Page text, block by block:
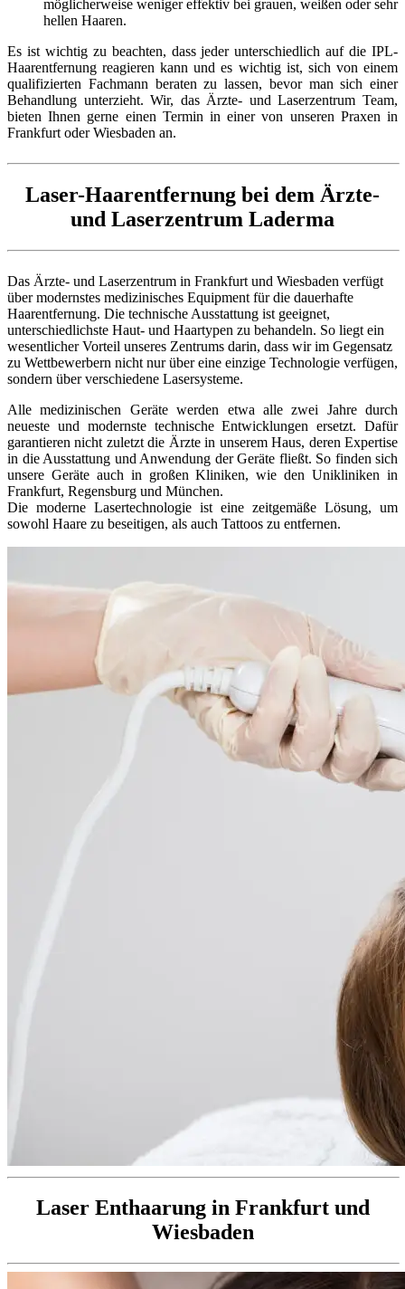
möglicherweise weniger effektiv bei grauen, weißen oder sehr
hellen Haaren.
Es ist wichtig zu beachten, dass jeder unterschiedlich auf die IPL-
Haarentfernung reagieren kann und es wichtig ist, sich von einem
qualifizierten Fachmann beraten zu lassen, bevor man sich einer
Behandlung unterzieht. Wir, das Ärzte- und Laserzentrum Team,
bieten Ihnen gerne einen Termin in einer von unseren Praxen in
Frankfurt oder Wiesbaden an.
Laser-Haarentfernung bei dem Ärzte-
und Laserzentrum Laderma
Das Ärzte- und Laserzentrum in Frankfurt und Wiesbaden verfügt
über modernstes medizinisches Equipment für die dauerhafte
Haarentfernung. Die technische Ausstattung ist geeignet,
unterschiedlichste Haut- und Haartypen zu behandeln. So liegt ein
wesentlicher Vorteil unseres Zentrums darin, dass wir im Gegensatz
zu Wettbewerbern nicht nur über eine einzige Technologie verfügen,
sondern über verschiedene Lasersysteme.
Alle medizinischen Geräte werden etwa alle zwei Jahre durch
neueste und modernste technische Entwicklungen ersetzt. Dafür
garantieren nicht zuletzt die Ärzte in unserem Haus, deren Expertise
in die Ausstattung und Anwendung der Geräte fließt. So finden sich
unsere Geräte auch in großen Kliniken, wie den Unikliniken in
Frankfurt, Regensburg und München.
Die moderne Lasertechnologie ist eine zeitgemäße Lösung, um
sowohl Haare zu beseitigen, als auch Tattoos zu entfernen.
Laser Enthaarung in Frankfurt und
Wiesbaden